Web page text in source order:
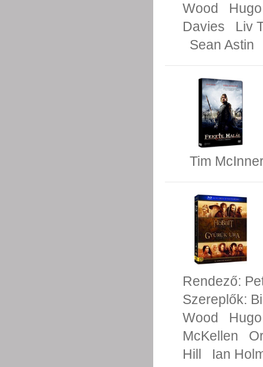
Wood
Davies
Liv
Sean Astin
Tim
Rendező:
Szereplők:
Wood
McKellen
Hill
Ian